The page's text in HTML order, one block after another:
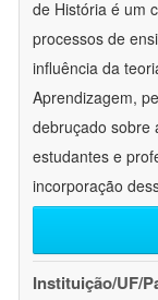
de História é um
processos de
influência da
Aprendizagem,
debruçado sobre
estudantes e
incorporação
Instituição/UF/